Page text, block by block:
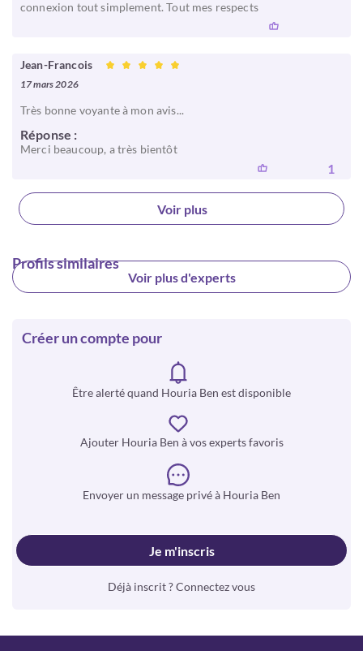
connexion tout simplement. Tout mes respects
Jean-Francois
17 mars 2026
Très bonne voyante à mon avis...
Réponse :
Merci beaucoup, a très bientôt
1
Voir plus
Profils similaires
Voir plus d'experts
Créer un compte pour
Être alerté quand Houria Ben est disponible
Ajouter Houria Ben à vos experts favoris
Envoyer un message privé à Houria Ben
Je m'inscris
Déjà inscrit ? Connectez vous